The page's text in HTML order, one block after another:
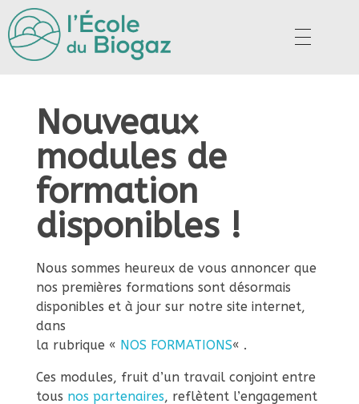
N
o
u
v
e
Nouveaux
modules de
formation
disponibles !
Nous sommes heureux de vous annoncer que
nos premières formations sont désormais
disponibles et à jour sur notre site internet,
dans
la rubrique « NOS FORMATIONS« .
Ces modules, fruit d’un travail conjoint entre
tous nos partenaires, reflètent l’engagement